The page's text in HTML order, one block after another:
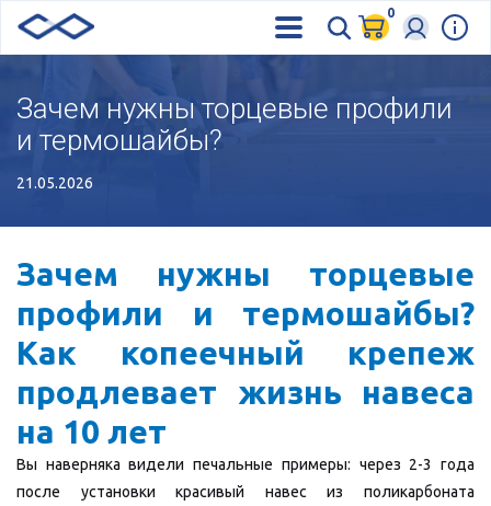
0
Зачем нужны торцевые профили
и термошайбы?
21.05.2026
Зачем нужны торцевые
профили и термошайбы?
Как копеечный крепеж
продлевает жизнь навеса
на 10 лет
Вы наверняка видели печальные примеры: через 2-3 года
после установки красивый навес из поликарбоната